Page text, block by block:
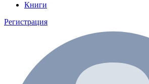
Книги
Регистрация